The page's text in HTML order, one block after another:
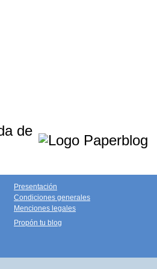
de
Presentación
Condiciones generales
Menciones legales
Propón tu blog